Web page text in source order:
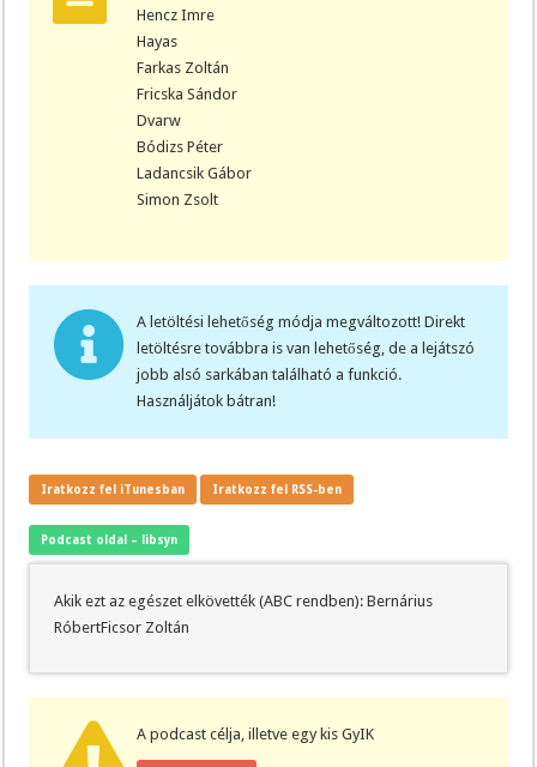
Hencz Imre
Hayas
Farkas Zoltán
Fricska Sándor
Dvarw
Bódizs Péter
Ladancsik Gábor
Simon Zsolt
A letöltési lehetőség módja megváltozott! Direkt
letöltésre továbbra is van lehetőség, de a lejátszó
jobb alsó sarkában található a funkció.
Használjátok bátran!
Iratkozz fel iTunesban Iratkozz fel RSS-ben
Podcast oldal – libsyn
Akik ezt az egészet elkövették (ABC rendben): Bernárius
RóbertFicsor Zoltán
A podcast célja, illetve egy kis GyIK